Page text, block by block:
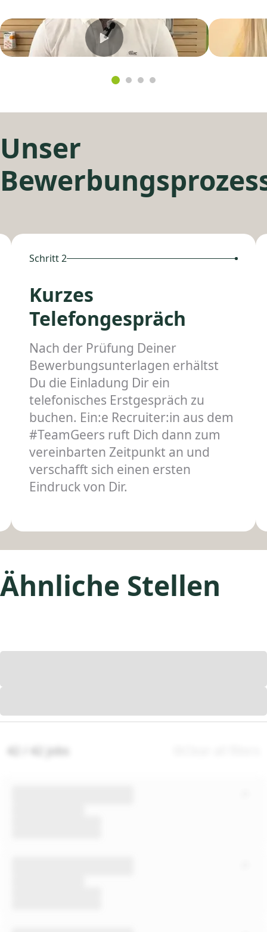
Unser
Schritt 2
Kurzes
Telefongespräch
Nach der Prüfung Deiner
Bewerbungsunterlagen erhältst
Du die Einladung Dir ein
telefonisches Erstgespräch zu
buchen. Ein:e Recruiter:in aus dem
#TeamGeers ruft Dich dann zum
vereinbarten Zeitpunkt an und
verschafft sich einen ersten
Eindruck von Dir.
Ähnliche Stellen
42 / 42 jobs